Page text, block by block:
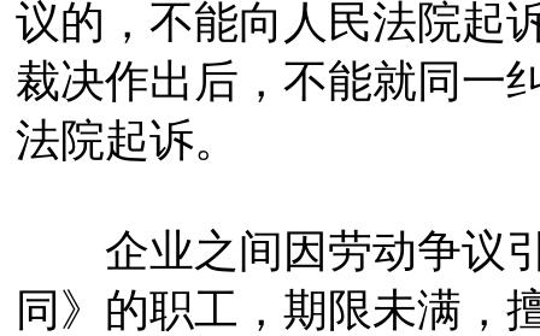
议的，不能向人民法院起
裁决作出后，不能就同一
法院起诉。
企业之间因劳动争议引
同》的职工，期限未满，